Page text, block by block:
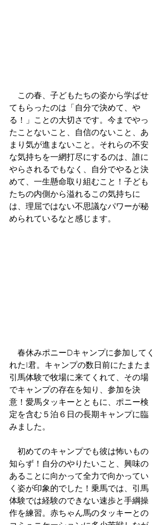
この春、子どもたちの姿から学ばせ
てもらったのは「自分で決めて、や
る！」ことの大切さです。今までやっ
たことないこと、自信のないこと、あ
まり気が進まないこと。それらの不安
な気持ちを一網打尽にするのは、誰に
やらされるでもなく、自分でやると決
めて、一生懸命取り組むこと！子ども
たちの内側から溢れるこの気持ちに
は、理屈ではない不思議なパワーが秘
められているなと感じます。
春休みポニーDキャンプに参加してく
れたI君。キャンプの数日前にたまたま
引馬体験で牧場に来てくれて、その場
でキャンプの存在を知り、参加を決
意！愛馬タッキーとともに、ポニー検
定を含む５泊６日の長期キャンプに臨
みました。
初めてのキャンプでも彼は怖いもの
知らず！自分のやりたいこと、興味の
あることに向かって全力で向かってい
く姿が印象的でした！乗馬では、引馬
体験では経験のできない速歩と手綱操
作を練習。赤ちゃん馬のタッキーとの